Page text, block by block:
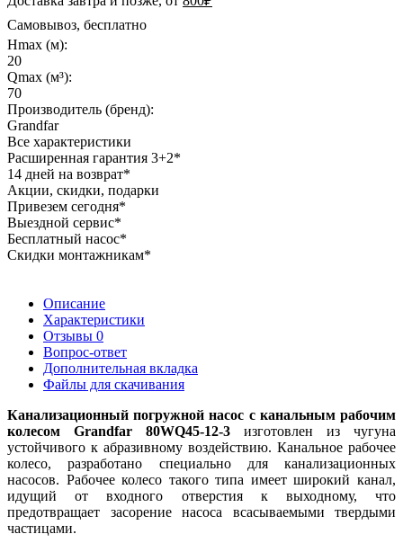
Самовывоз, бесплатно
Hmax (м):
20
Qmax (м³):
70
Производитель (бренд):
Grandfar
Все характеристики
Расширенная гарантия 3+2*
14 дней на возврат*
Акции, скидки, подарки
Привезем сегодня*
Выездной сервис*
Бесплатный насос*
Скидки монтажникам*
Описание
Характеристики
Отзывы 0
Вопрос-ответ
Дополнительная вкладка
Файлы для скачивания
Канализационный погружной насос с канальным рабочим
колесом Grandfar 80WQ45-12-3 изготовлен из чугуна
устойчивого к абразивному воздействию. Канальное рабочее
колесо, разработано специально для канализационных
насосов. Рабочее колесо такого типа имеет широкий канал,
идущий от входного отверстия к выходному, что
предотвращает засорение насоса всасываемыми твердыми
частицами.